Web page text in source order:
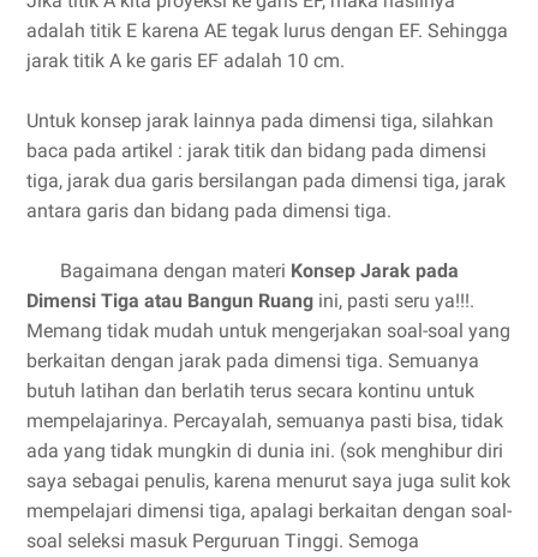
adalah titik E karena AE tegak lurus dengan EF. Sehingga
jarak titik A ke garis EF adalah 10 cm.
Untuk konsep jarak lainnya pada dimensi tiga, silahkan
baca pada artikel : jarak titik dan bidang pada dimensi
tiga, jarak dua garis bersilangan pada dimensi tiga, jarak
antara garis dan bidang pada dimensi tiga.
Bagaimana dengan materi Konsep Jarak pada
Dimensi Tiga atau Bangun Ruang ini, pasti seru ya!!!.
Memang tidak mudah untuk mengerjakan soal-soal yang
berkaitan dengan jarak pada dimensi tiga. Semuanya
butuh latihan dan berlatih terus secara kontinu untuk
mempelajarinya. Percayalah, semuanya pasti bisa, tidak
ada yang tidak mungkin di dunia ini. (sok menghibur diri
saya sebagai penulis, karena menurut saya juga sulit kok
mempelajari dimensi tiga, apalagi berkaitan dengan soal-
soal seleksi masuk Perguruan Tinggi. Semoga